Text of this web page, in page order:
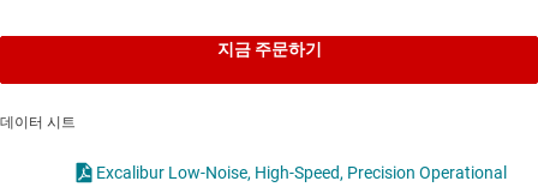
지금 주문하기
데이터 시트
Excalibur Low-Noise, High-Speed, Precision Operational